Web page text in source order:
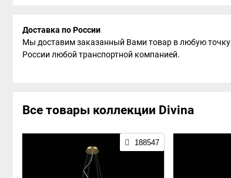
Доставка по России
Мы доставим заказанный Вами товар в любую точку
России любой транспортной компанией.
Все товары коллекции Divina
188547